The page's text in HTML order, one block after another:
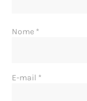
Nome *
E-mail *